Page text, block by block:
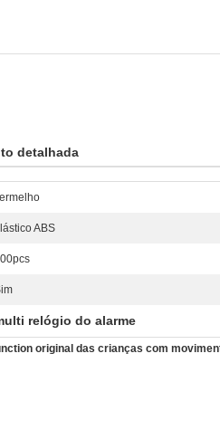
detalhada
ABS
relógio do alarme
original das crianças com